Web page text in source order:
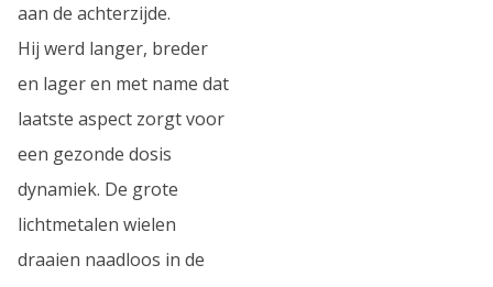
aan de achterzijde.
Hij werd langer, breder
en lager en met name dat
laatste aspect zorgt voor
een gezonde dosis
dynamiek. De grote
lichtmetalen wielen
draaien naadloos in de